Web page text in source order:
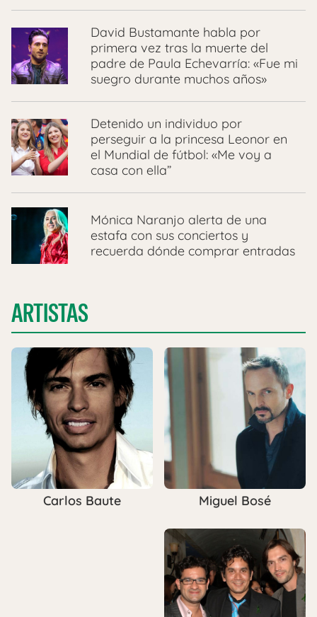
David Bustamante habla por
primera vez tras la muerte del
padre de Paula Echevarría: «Fue mi
suegro durante muchos años»
Detenido un individuo por
perseguir a la princesa Leonor en
el Mundial de fútbol: «Me voy a
casa con ella”
Mónica Naranjo alerta de una
estafa con sus conciertos y
recuerda dónde comprar entradas
ARTISTAS
Carlos Baute Miguel Bosé